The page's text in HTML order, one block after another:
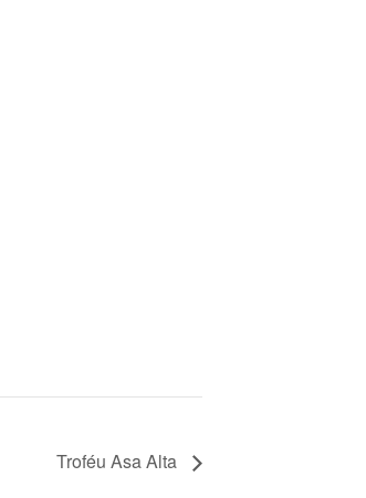
Troféu Asa Alta